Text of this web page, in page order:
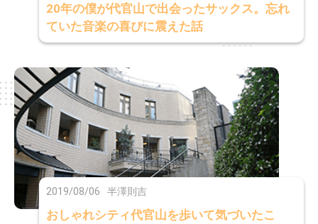
20年の僕が代官山で出会ったサックス。忘れ
ていた音楽の喜びに震えた話
2019/08/06 半澤則吉
おしゃれシティ代官山を歩いて気づいたこ